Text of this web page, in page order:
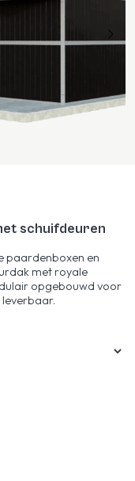
schuifdeuren
paardenboxen en
met royale
opgebouwd voor